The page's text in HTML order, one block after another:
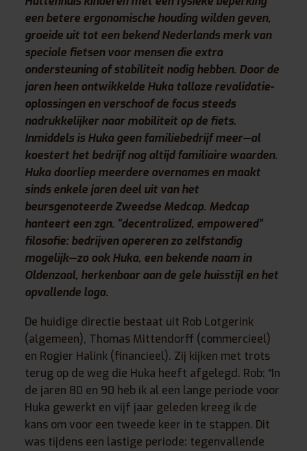
een betere ergonomische houding wilden geven,
groeide uit tot een bekend Nederlands merk van
speciale fietsen voor mensen die extra
ondersteuning of stabiliteit nodig hebben. Door de
jaren heen ontwikkelde Huka talloze revalidatie-
oplossingen en verschoof de focus steeds
nadrukkelijker naar mobiliteit op de fiets.
Inmiddels is Huka geen familiebedrijf meer—al
koestert het bedrijf nog altijd familiaire waarden.
Huka doorliep meerdere overnames en maakt
sinds enkele jaren deel uit van het
beursgenoteerde Zweedse Medcap. Medcap
hanteert een zgn. “decentralized, empowered”
filosofie: bedrijven opereren zo zelfstandig
mogelijk—zo ook Huka, een bekende naam in
Oldenzaal, herkenbaar aan de gele huisstijl en het
opvallende logo.
De huidige directie bestaat uit Rob Lotgerink
(algemeen), Thomas Mittendorff (commercieel)
en Rogier Halink (financieel). Zij kijken met trots
terug op de weg die Huka heeft afgelegd. Rob: “In
de jaren 80 en 90 heb ik al een lange periode voor
Huka gewerkt en vijf jaar geleden kreeg ik de
kans om voor een tweede keer in te stappen. Dit
was tijdens een lastige periode: tegenvallende